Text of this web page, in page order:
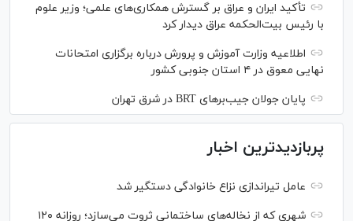
تأکید ایران و عراق بر گسترش همکاری‌های علمی؛ وزیر علوم
با رئیس بیت‌الحکمه عراق دیدار کرد
اطلاعیه وزارت آموزش و پرورش درباره برگزاری امتحانات
نهایی معوق در ۴ استان جنوبی کشور
پایان جولان جیب‌بر‌های BRT در شرق تهران
پربازدیدترین اخبار
عامل تیراندازی نزاع خانوادگی دستگیر شد
شهری که از نخاله‌های ساختمانی ثروت می‌سازد؛ روزانه ۱۲۰